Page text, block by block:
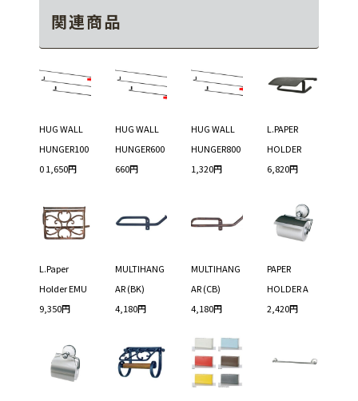
関連商品
HUG WALL
HUNGER100
0 1,650円
HUG WALL
HUNGER600
660円
HUG WALL
HUNGER800
1,320円
L.PAPER
HOLDER
6,820円
L.Paper
Holder EMU
9,350円
MULTIHANG
AR (BK)
4,180円
MULTIHANG
AR (CB)
4,180円
PAPER
HOLDER A
2,420円